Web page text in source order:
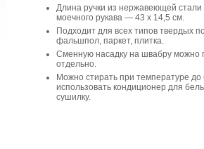
Длина ручки из нержавеющей
моечного рукава — 43 х 14,5 см.
Подходит для всех типов твердых
фальшпол, паркет, плитка.
Сменную насадку на швабру можно
отдельно.
Можно стирать при температуре до
использовать кондиционер для
сушилку.